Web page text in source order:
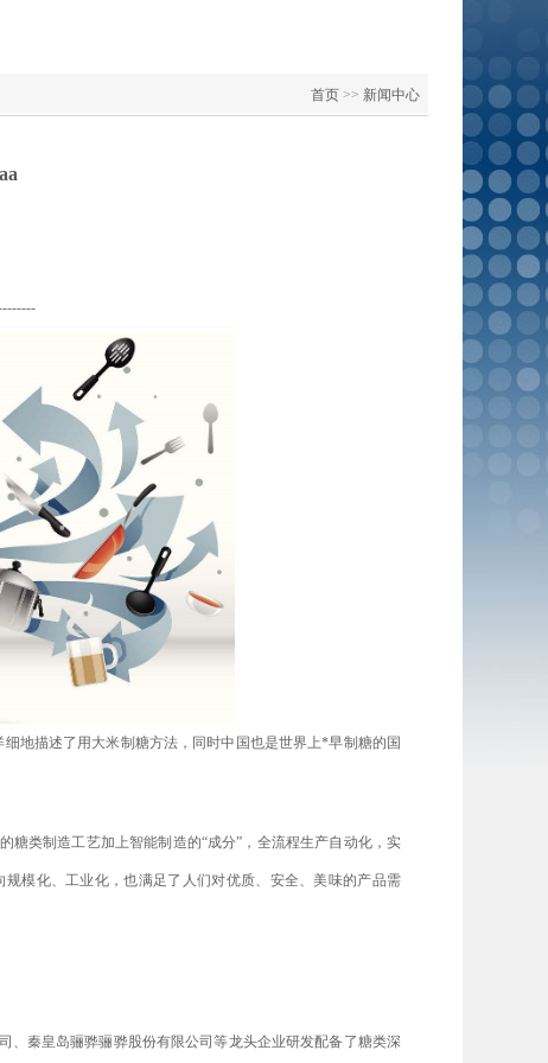
首页 >> 新闻中心
地描述了用大米制糖方法，同时中国也是世界上*早制糖的国
糖类制造工艺加上智能制造的“成分”，全流程生产自动化，实
模化、工业化，也满足了人们对优质、安全、美味的产品需
、秦皇岛骊骅骊骅股份有限公司等龙头企业研发配备了糖类深